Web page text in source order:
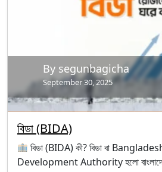
বিডা (BIDA)
By segunbagicha
September 30, 2025
বিডা (BIDA) কী? বিডা বা
Development Authority হলো বাংলাদেশ